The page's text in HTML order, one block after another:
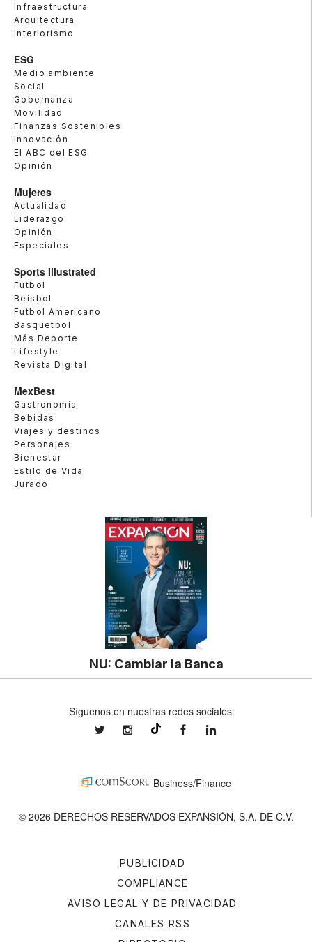
Infraestructura
Arquitectura
Interiorismo
ESG
Medio ambiente
Social
Gobernanza
Movilidad
Finanzas Sostenibles
Innovación
El ABC del ESG
Opinión
Mujeres
Actualidad
Liderazgo
Opinión
Especiales
Sports Illustrated
Futbol
Beisbol
Futbol Americano
Basquetbol
Más Deporte
Lifestyle
Revista Digital
MexBest
Gastronomía
Bebidas
Viajes y destinos
Personajes
Bienestar
Estilo de Vida
Jurado
NU: Cambiar la Banca
PUBLICIDAD
COMPLIANCE
AVISO LEGAL Y DE PRIVACIDAD
CANALES RSS
Síguenos en nuestras redes sociales:
expansionmxexpansionmx ExpansionMex
Business/Finance
© 2026 DERECHOS RESERVADOS EXPANSIÓN, S.A. DE C.V.